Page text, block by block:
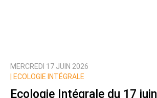
MERCREDI 17 JUIN 2026
ECOLOGIE INTÉGRALE
Ecologie Intégrale du 17 juin